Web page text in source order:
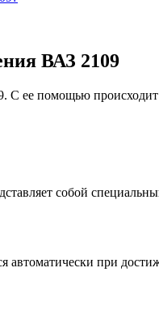
ВАЗ 2109
ее помощью происходит
собой
при